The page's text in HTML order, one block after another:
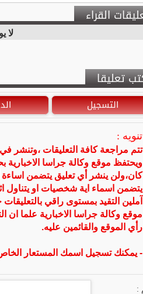
القراء
لا
تعليقا
التسجيل
تنويه :
تتم مراجعة كافة التعليقات ،وتنشر
ويحتفظ موقع وكالة جراسا
كان،ولن ينشر أي تعليق يتضمن
يتضمن اسماء اية شخصيات او يتناول
آملين التقيد بمستوى راقي
موقع وكالة جراسا الاخبارية علما ان
رأي الموقع والقائمين عليه.
- يمكنك تسجيل اسمك المستعار
: